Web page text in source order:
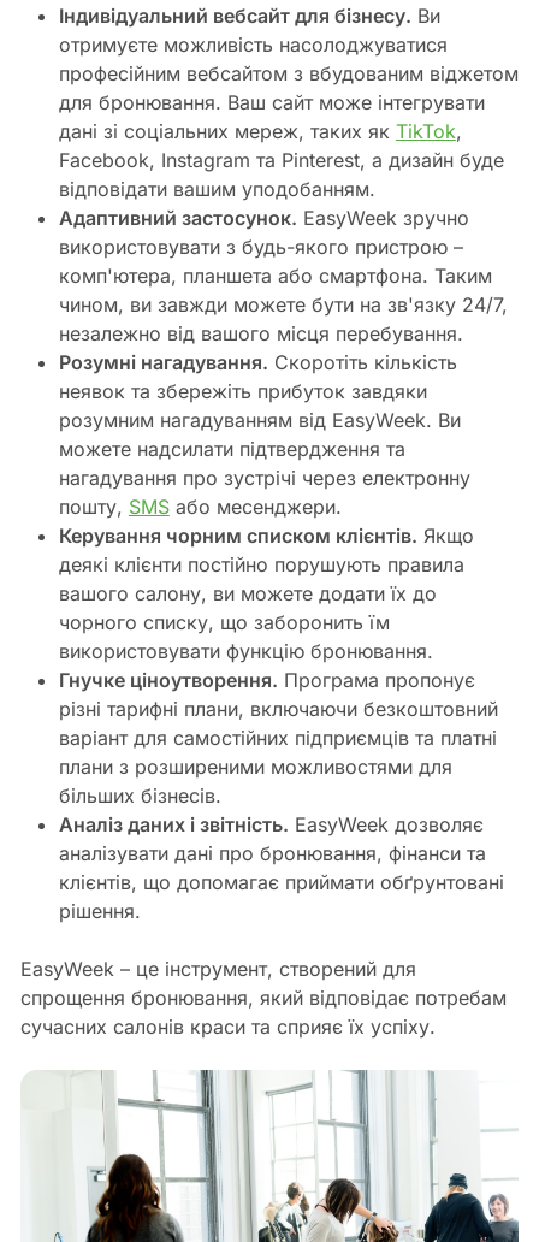
Індивідуальний вебсайт для бізнесу. Ви
отримуєте можливість насолоджуватися
професійним вебсайтом з вбудованим віджетом
для бронювання. Ваш сайт може інтегрувати
дані зі соціальних мереж, таких як TikTok,
Facebook, Instagram та Pinterest, а дизайн буде
відповідати вашим уподобанням.
Адаптивний застосунок. EasyWeek зручно
використовувати з будь-якого пристрою –
комп'ютера, планшета або смартфона. Таким
чином, ви завжди можете бути на зв'язку 24/7,
незалежно від вашого місця перебування.
Розумні нагадування. Скоротіть кількість
неявок та збережіть прибуток завдяки
розумним нагадуванням від EasyWeek. Ви
можете надсилати підтвердження та
нагадування про зустрічі через електронну
пошту, SMSабо месенджери.
Керування чорним списком клієнтів. Якщо
деякі клієнти постійно порушують правила
вашого салону, ви можете додати їх до
чорного списку, що заборонить їм
використовувати функцію бронювання.
Гнучке ціноутворення. Програма пропонує
різні тарифні плани, включаючи безкоштовний
варіант для самостійних підприємців та платні
плани з розширеними можливостями для
більших бізнесів.
Аналіз даних і звітність. EasyWeek дозволяє
аналізувати дані про бронювання, фінанси та
клієнтів, що допомагає приймати обґрунтовані
рішення.
EasyWeek – це інструмент, створений для
спрощення бронювання, який відповідає потребам
сучасних салонів краси та сприяє їх успіху.